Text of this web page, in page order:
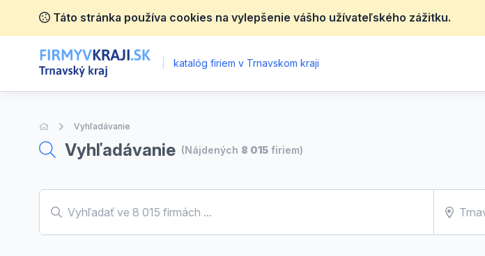
Táto stránka používa cookies na vylepšenie vášho užívateľského zážitku.
katalóg firiem v Trnavskom kraji
Úvodná stránka
Vyhľadávanie
Vyhľadávanie (Nájdených 8 015 firiem)